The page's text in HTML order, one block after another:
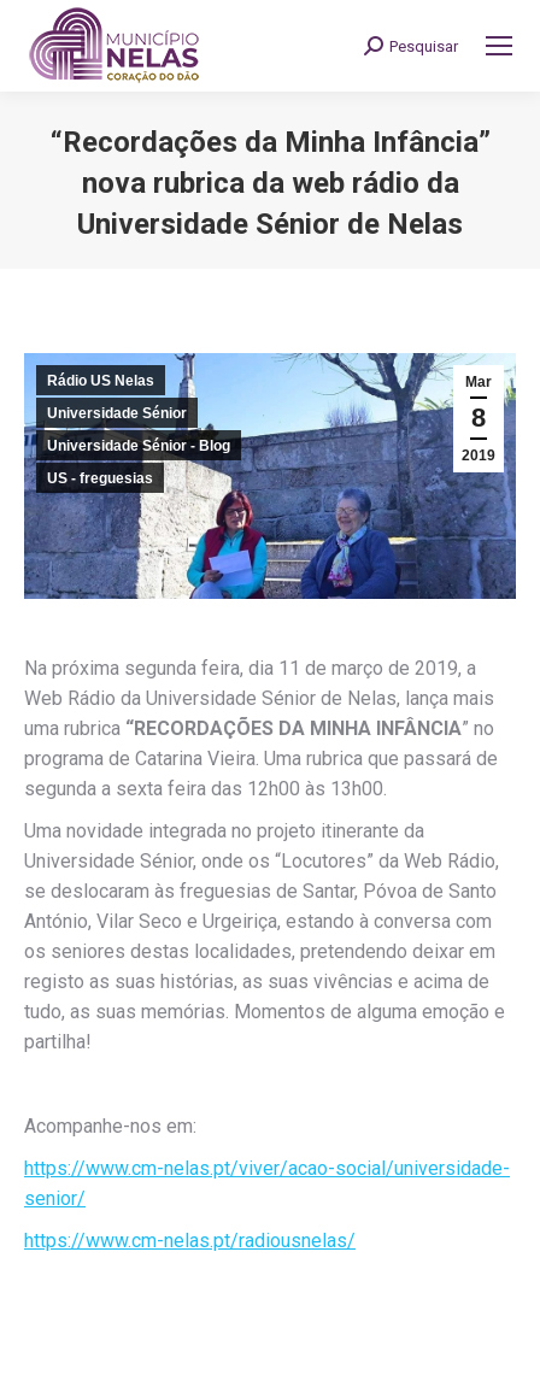
Search:
Pesquisar
“Recordações da Minha Infância”
nova rubrica da web rádio da
Universidade Sénior de Nelas
Mar
8
2019
Rádio US Nelas
Universidade Sénior
Universidade Sénior - Blog
US - freguesias
Na próxima segunda feira, dia 11 de março de 2019, a
Web Rádio da Universidade Sénior de Nelas, lança mais
uma rubrica “RECORDAÇÕES DA MINHA INFÂNCIA” no
programa de Catarina Vieira. Uma rubrica que passará de
segunda a sexta feira das 12h00 às 13h00.
Uma novidade integrada no projeto itinerante da
Universidade Sénior, onde os “Locutores” da Web Rádio,
se deslocaram às freguesias de Santar, Póvoa de Santo
António, Vilar Seco e Urgeiriça, estando à conversa com
os seniores destas localidades, pretendendo deixar em
registo as suas histórias, as suas vivências e acima de
tudo, as suas memórias. Momentos de alguma emoção e
partilha!
Acompanhe-nos em:
https://www.cm-nelas.pt/viver/acao-social/universidade-
senior/
https://www.cm-nelas.pt/radiousnelas/